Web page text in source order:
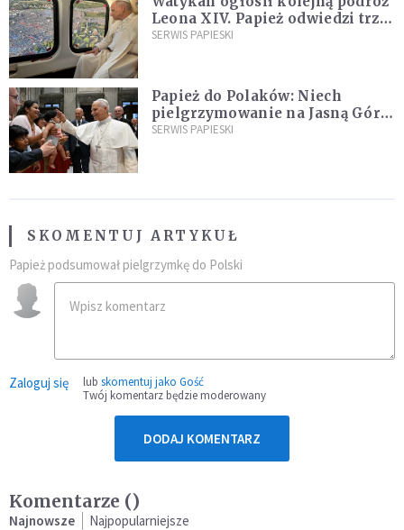
Leona XIV. Papież odwiedzi trzy
kraje Ameryki Południowej
SERWIS PAPIESKI
Papież do Polaków: Niech
pielgrzymowanie na Jasną Górę
umocni wiarę i nadzieję
SERWIS PAPIESKI
SKOMENTUJ ARTYKUŁ
Papież podsumował pielgrzymkę do Polski
Zaloguj się lub skomentuj jako Gość
Twój komentarz będzie moderowany
DODAJ KOMENTARZ
Komentarze ()
Najnowsze Najpopularniejsze